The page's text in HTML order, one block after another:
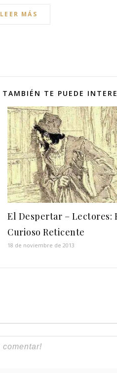
LEER MÁS
TAMBIÉN TE PUEDE
El Despertar – Lectores:
Curioso Reticente
18 de noviembre de 2013